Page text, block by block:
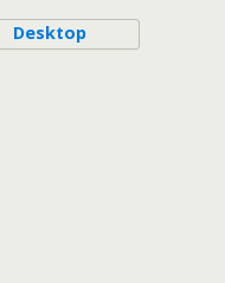
Desktop